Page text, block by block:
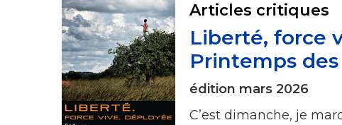
Articles critiques
Liberté, force
Printemps
édition mars 2026
C’est dimanche, je